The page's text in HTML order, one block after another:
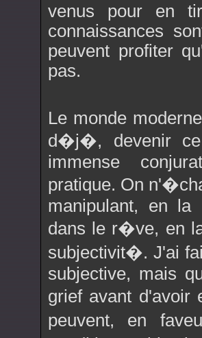
venus pour en
connaissances
peuvent profiter
pas.
Le monde
d�j�, devenir
immense
pratique. On
manipulant, en la
dans le r�ve, en
subjectivit�. J'ai
subjective, mais
grief avant
peuvent, en